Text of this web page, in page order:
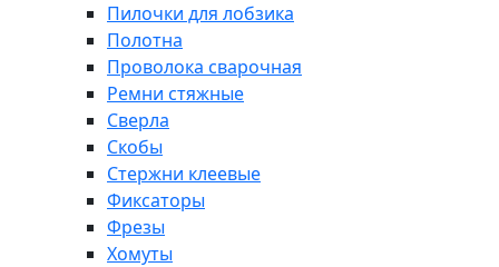
Пилочки для лобзика
Полотна
Проволока сварочная
Ремни стяжные
Сверла
Скобы
Стержни клеевые
Фиксаторы
Фрезы
Хомуты